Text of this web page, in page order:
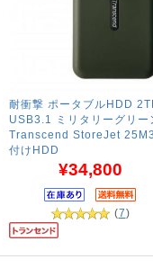
耐衝撃 ポータブルHDD
USB3.1 ミリタリーグリー
Transcend StoreJet
付けHDD
¥34,800
(7)